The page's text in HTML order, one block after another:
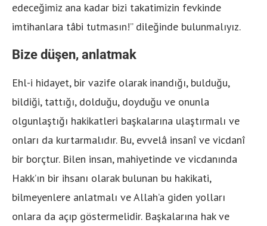
edeceğimiz ana kadar bizi takatimizin fevkinde
imtihanlara tâbi tutmasın!” dileğinde bulunmalıyız.
Bize düşen, anlatmak
Ehl-i hidayet, bir vazife olarak inandığı, bulduğu,
bildiği, tattığı, dolduğu, doyduğu ve onunla
olgunlaştığı hakikatleri başkalarına ulaştırmalı ve
onları da kurtarmalıdır. Bu, evvelâ insanî ve vicdanî
bir borçtur. Bilen insan, mahiyetinde ve vicdanında
Hakk’ın bir ihsanı olarak bulunan bu hakikati,
bilmeyenlere anlatmalı ve Allah’a giden yolları
onlara da açıp göstermelidir. Başkalarına hak ve